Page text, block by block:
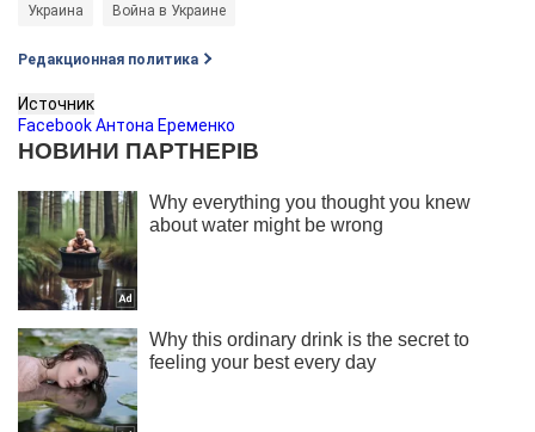
Украина Война в Украине
Редакционная политика
Источник
Facebook Антона Еременко